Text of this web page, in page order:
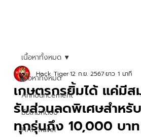
เนื้อหาทั้งหมด
Announcement
มือใหม่หัดขับ
HAT Travel
เนื้อหาทั้งหมด
เกษตรกรยิ้มได้ แค่มีส
รับส่วนลดพิเศษสำห
ทุกรุ่นถึง 10,000 บาท
Hock Tiger12 ก.ย. 2567ยาว 1 นาที